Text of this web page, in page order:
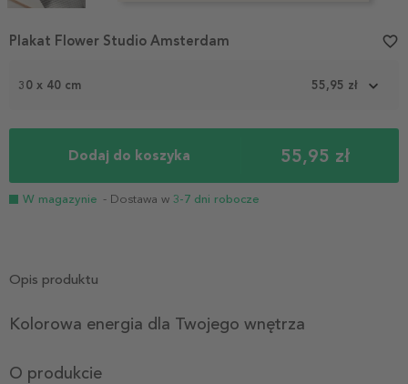
1
30 x 40 cm 55,95 zł
Dodaj do koszyka 55,95 zł
W magazynie - Dostawa w 3-7 dni robocze
Plakat Flower Studio Amsterdam favorite_border
Opis produktu
Kolorowa energia dla Twojego wnętrza
O produkcie